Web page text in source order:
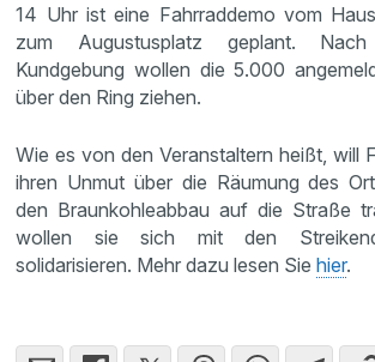
14 Uhr ist eine Fahrraddemo vom
zum Augustusplatz geplant.
Kundgebung wollen die 5.000
über den Ring ziehen.
Wie es von den Veranstaltern heißt, will
ihren Unmut über die Räumung des
den Braunkohleabbau auf die Straße
wollen sie sich mit den
solidarisieren. Mehr dazu lesen Siehier.